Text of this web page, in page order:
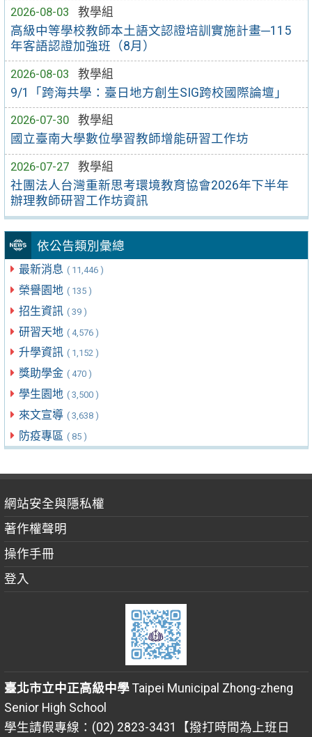
2026-08-03
教學組
高級中等學校教師本土語文認證培訓實施計畫─115
年客語認證加強班（8月）
2026-08-03
教學組
9/1「跨海共學：臺日地方創生SIG跨校國際論壇」
2026-07-30
教學組
國立臺南大學數位學習教師增能研習工作坊
2026-07-27
教學組
社團法人台灣重新思考環境教育協會2026年下半年
辦理教師研習工作坊資訊
依公告類別彙總
最新消息 ( 11,446 )
榮譽園地 ( 135 )
招生資訊 ( 39 )
研習天地 ( 4,576 )
升學資訊 ( 1,152 )
獎助學金 ( 470 )
學生園地 ( 3,500 )
來文宣導 ( 3,638 )
防疫專區 ( 85 )
網站安全與隱私權
著作權聲明
操作手冊
登入
臺北市立中正高級中學Taipei Municipal Zhong-zheng
Senior High School
學生請假專線：(02) 2823-3431【撥打時間為上班日